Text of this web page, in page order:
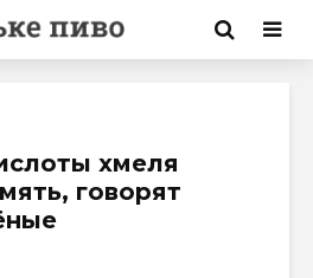
хмеля
говорят